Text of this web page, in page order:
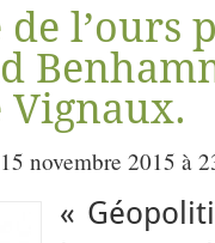
l’ours
Vignaux.
novembre 2015 à
«